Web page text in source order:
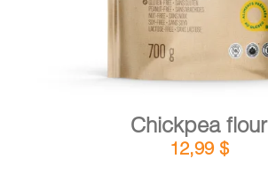
Chickpea flour
12,99 $